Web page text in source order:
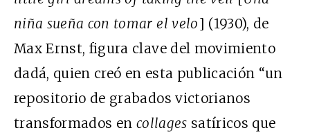
niña sueña con tomar el velo] (1930), de
Max Ernst, figura clave del movimiento
dadá, quien creó en esta publicación “un
repositorio de grabados victorianos
transformados en collages satíricos que